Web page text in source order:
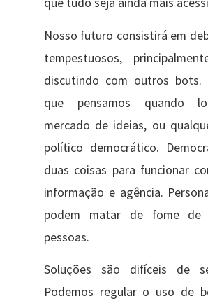
Nosso futuro consistirá em
tempestuosos,
discutindo com outros bots.
que pensamos quando
mercado de ideias, ou
político democrático.
duas coisas para funcionar
informação e agência.
podem matar de fome de
pessoas.
Soluções são difíceis de
Podemos regular o uso de